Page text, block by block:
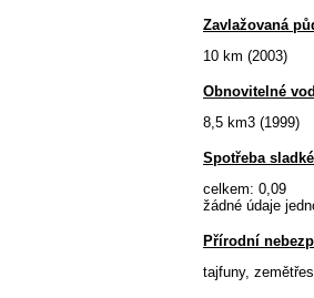
Zavlažovaná
10 km (2003)
Obnovitelné
8,5 km3 (1999)
Spotřeba
celkem: 0,09
žádné údaje
Přírodní
tajfuny,